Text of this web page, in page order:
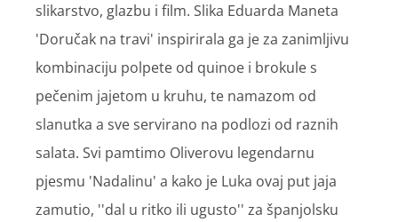
slikarstvo, glazbu i film. Slika Eduarda Maneta
'Doručak na travi' inspirirala ga je za zanimljivu
kombinaciju polpete od quinoe i brokule s
pečenim jajetom u kruhu, te namazom od
slanutka a sve servirano na podlozi od raznih
salata. Svi pamtimo Oliverovu legendarnu
pjesmu 'Nadalinu' a kako je Luka ovaj put jaja
zamutio, ''dal u ritko ili ugusto'' za španjolsku